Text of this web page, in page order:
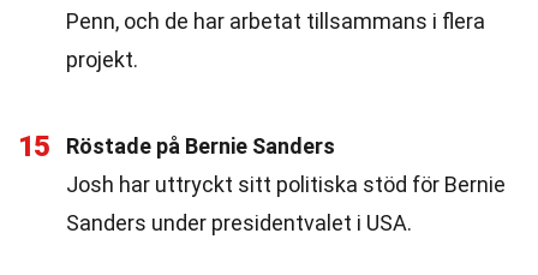
Penn, och de har arbetat tillsammans i flera
projekt.
15
Röstade på Bernie Sanders
Josh har uttryckt sitt politiska stöd för Bernie
Sanders under presidentvalet i USA.